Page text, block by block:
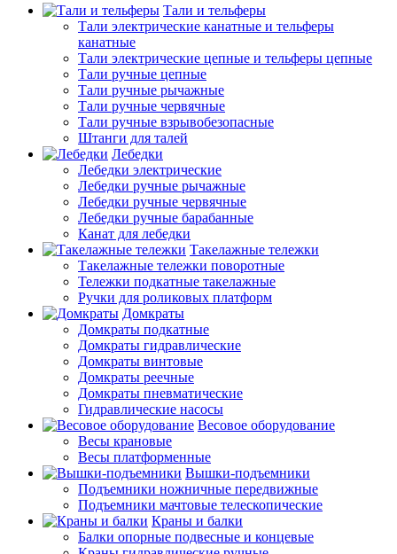
Тали и тельферы
Тали электрические канатные и тельферы
канатные
Тали электрические цепные и тельферы цепные
Тали ручные цепные
Тали ручные рычажные
Тали ручные червячные
Тали ручные взрывобезопасные
Штанги для талей
Лебедки
Лебедки электрические
Лебедки ручные рычажные
Лебедки ручные червячные
Лебедки ручные барабанные
Канат для лебедки
Такелажные тележки
Такелажные тележки поворотные
Тележки подкатные такелажные
Ручки для роликовых платформ
Домкраты
Домкраты подкатные
Домкраты гидравлические
Домкраты винтовые
Домкраты реечные
Домкраты пневматические
Гидравлические насосы
Весовое оборудование
Весы крановые
Весы платформенные
Вышки-подъемники
Подъемники ножничные передвижные
Подъемники мачтовые телескопические
Краны и балки
Балки опорные подвесные и концевые